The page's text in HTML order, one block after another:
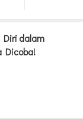
Diri dalam
Dicoba!